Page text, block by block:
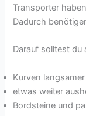
Transporter
Dadurch
Darauf solltest du
Kurven
etwas weiter
Bordsteine und